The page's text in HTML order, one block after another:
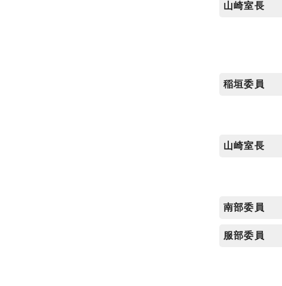
山崎室長
稲垣委員
山崎室長
南部委員
服部委員